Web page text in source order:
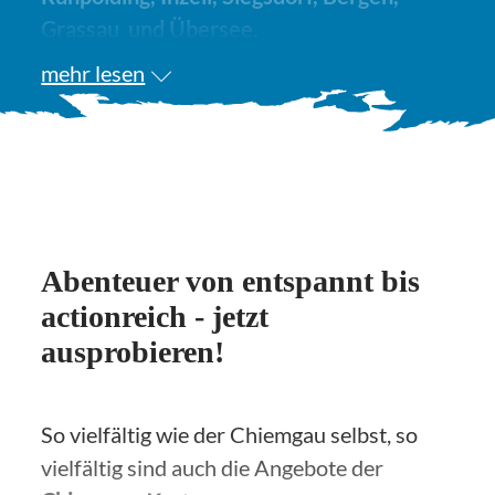
Grassau und Übersee.
mehr lesen
Abenteuer von entspannt bis
actionreich - jetzt
ausprobieren!
So vielfältig wie der Chiemgau selbst, so
vielfältig sind auch die Angebote der